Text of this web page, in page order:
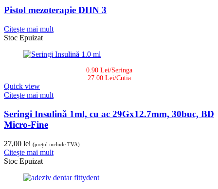
Pistol mezoterapie DHN 3
Citește mai mult
Stoc Epuizat
0.90 Lei/Seringa
27.00 Lei/Cutia
Quick view
Citește mai mult
Seringi Insulină 1ml, cu ac 29Gx12.7mm, 30buc, BD
Micro-Fine
27,00 lei (prețul include TVA)
Citește mai mult
Stoc Epuizat